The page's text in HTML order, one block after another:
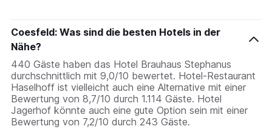
Coesfeld: Was sind die besten Hotels in der
Nähe?
440 Gäste haben das Hotel Brauhaus Stephanus
durchschnittlich mit 9,0/10 bewertet. Hotel-Restaurant
Haselhoff ist vielleicht auch eine Alternative mit einer
Bewertung von 8,7/10 durch 1.114 Gäste. Hotel
Jagerhof könnte auch eine gute Option sein mit einer
Bewertung von 7,2/10 durch 243 Gäste.